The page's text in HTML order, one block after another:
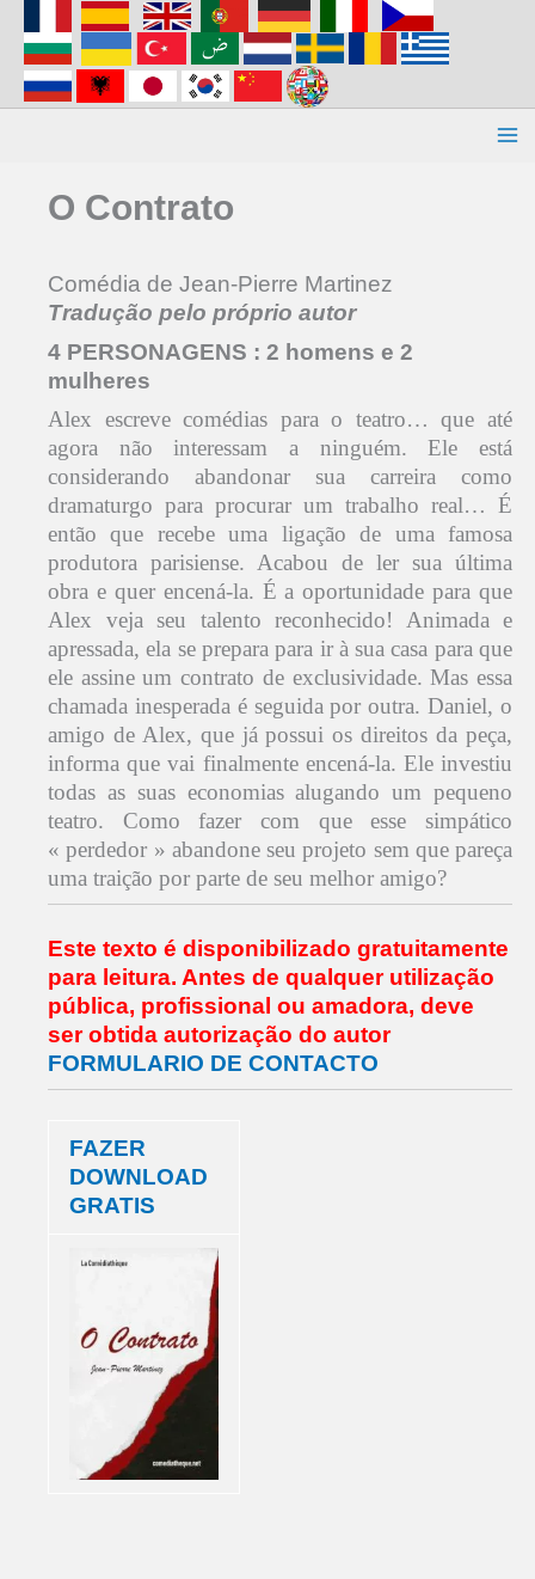
contenu
O Contrato
Comédia de Jean-Pierre Martinez
Tradução pelo próprio autor
4 PERSONAGENS : 2 homens e 2
mulheres
Alex escreve comédias para o teatro… que até
agora não interessam a ninguém. Ele está
considerando abandonar sua carreira como
dramaturgo para procurar um trabalho real… É
então que recebe uma ligação de uma famosa
produtora parisiense. Acabou de ler sua última
obra e quer encená-la. É a oportunidade para que
Alex veja seu talento reconhecido! Animada e
apressada, ela se prepara para ir à sua casa para que
ele assine um contrato de exclusividade. Mas essa
chamada inesperada é seguida por outra. Daniel, o
amigo de Alex, que já possui os direitos da peça,
informa que vai finalmente encená-la. Ele investiu
todas as suas economias alugando um pequeno
teatro. Como fazer com que esse simpático
« perdedor » abandone seu projeto sem que pareça
uma traição por parte de seu melhor amigo?
Este texto é disponibilizado gratuitamente
para leitura. Antes de qualquer utilização
pública, profissional ou amadora, deve
ser obtida autorização do autor
FORMULARIO DE CONTACTO
FAZER
DOWNLOAD
GRATIS